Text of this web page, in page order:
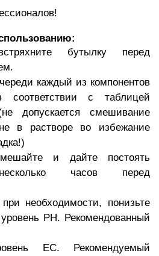
бутылку перед
каждый из компонентов
с таблицей
допускается смешивание
в растворе во избежание
и дайте постоять
часов перед
необходимости, понизьте
РН. Рекомендованный
ЕС. Рекомендуемый